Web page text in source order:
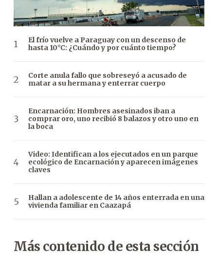
El frío vuelve a Paraguay con un descenso de
hasta 10°C: ¿Cuándo y por cuánto tiempo?
Corte anula fallo que sobreseyó a acusado de
matar a su hermana y enterrar cuerpo
Encarnación: Hombres asesinados iban a
comprar oro, uno recibió 8 balazos y otro uno en
la boca
Video: Identifican a los ejecutados en un parque
ecológico de Encarnación y aparecen imágenes
claves
Hallan a adolescente de 14 años enterrada en una
vivienda familiar en Caazapá
Más contenido de esta sección